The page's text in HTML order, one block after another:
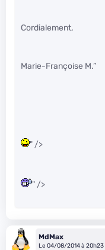
Cordialement,
Marie-Françoise M.”
" />
" />
MdMax
Le 04/08/2014 à 20h23